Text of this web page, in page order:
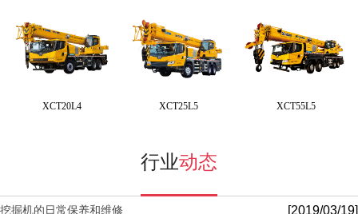
XCT20L4 XCT25L5 XCT55L5
行业动态
挖掘机的日常保养和维修 [2019/03/19]